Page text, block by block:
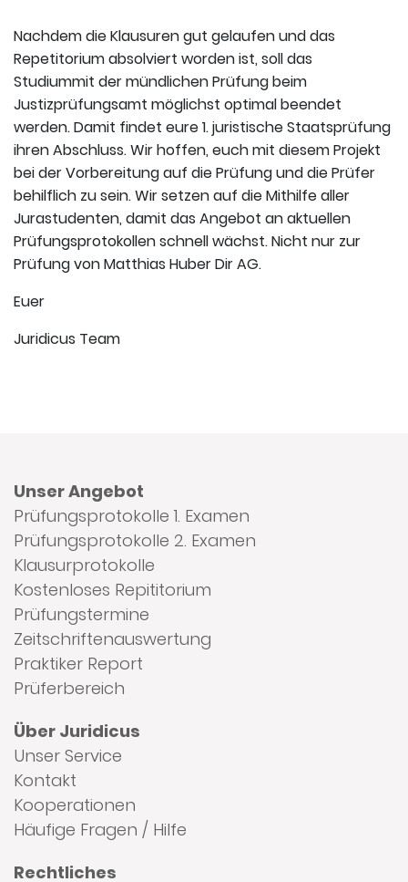
Nachdem die Klausuren gut gelaufen und das
Repetitorium absolviert worden ist, soll das
Studiummit der mündlichen Prüfung beim
Justizprüfungsamt möglichst optimal beendet
werden. Damit findet eure 1. juristische Staatsprüfung
ihren Abschluss. Wir hoffen, euch mit diesem Projekt
bei der Vorbereitung auf die Prüfung und die Prüfer
behilflich zu sein. Wir setzen auf die Mithilfe aller
Jurastudenten, damit das Angebot an aktuellen
Prüfungsprotokollen schnell wächst. Nicht nur zur
Prüfung von Matthias Huber Dir AG.
Euer
Juridicus Team
Unser Angebot
Prüfungsprotokolle 1. Examen
Prüfungsprotokolle 2. Examen
Klausurprotokolle
Kostenloses Repititorium
Prüfungstermine
Zeitschriftenauswertung
Praktiker Report
Prüferbereich
Über Juridicus
Unser Service
Kontakt
Kooperationen
Häufige Fragen / Hilfe
Rechtliches